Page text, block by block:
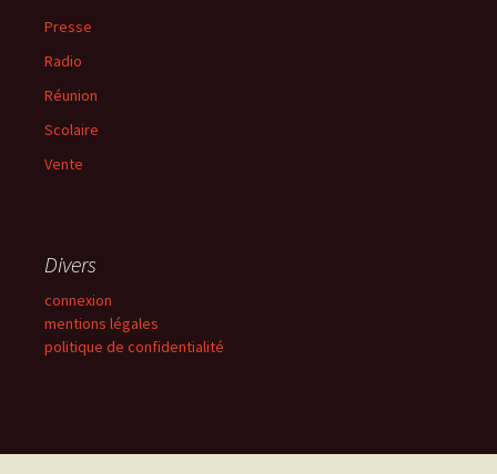
Presse
Radio
Réunion
Scolaire
Vente
Divers
connexion
mentions légales
politique de confidentialité